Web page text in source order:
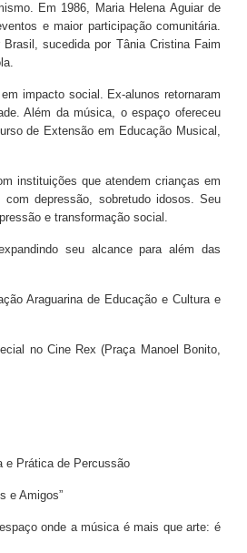
Em 1986, Maria Helena Aguiar de
e maior participação comunitária.
sucedida por Tânia Cristina Faim
impacto social. Ex-alunos retornaram
Além da música, o espaço ofereceu
de Extensão em Educação Musical,
instituições que atendem crianças em
depressão, sobretudo idosos. Seu
e transformação social.
seu alcance para além das
Araguarina de Educação e Cultura e
no Cine Rex (Praça Manoel Bonito,
e Prática de Percussão
e Amigos”
onde a música é mais que arte: é